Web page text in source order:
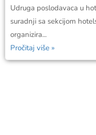
Udruga poslodavaca u
suradnji sa sekcijom
organizira...
Pročitaj više »